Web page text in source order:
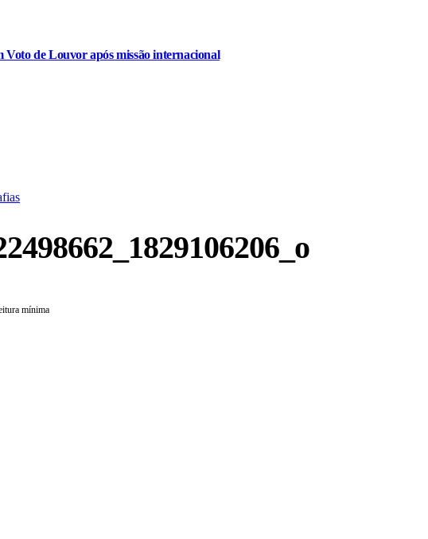
de Louvor após missão internacional
mínima